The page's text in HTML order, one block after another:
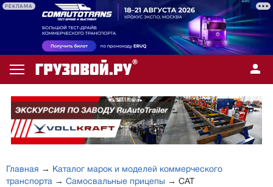
РЕКЛАМА
Главная → Каталог марок и моделей коммерческого
транспорта → Самосвальные прицепы → САТ